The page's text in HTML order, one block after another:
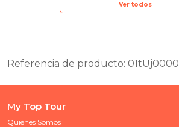
Ver todos
Referencia de producto:
My Top Tour
Quiénes Somos